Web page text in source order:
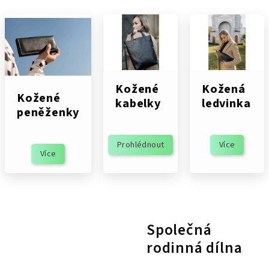
Kožené
peněženky
Více
Kožené
kabelky
Prohlédnout
Kožená
ledvinka
Více
Společná
rodinná dílna